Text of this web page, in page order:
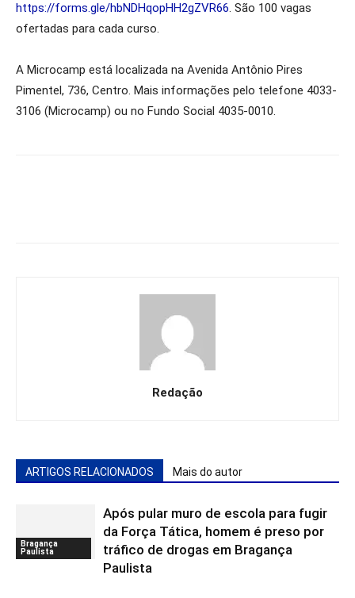
https://forms.gle/hbNDHqopHH2gZVR66. São 100 vagas
ofertadas para cada curso.
A Microcamp está localizada na Avenida Antônio Pires
Pimentel, 736, Centro. Mais informações pelo telefone 4033-
3106 (Microcamp) ou no Fundo Social 4035-0010.
Redação
ARTIGOS RELACIONADOS Mais do autor
Bragança
Paulista
Após pular muro de escola para fugir
da Força Tática, homem é preso por
tráfico de drogas em Bragança
Paulista